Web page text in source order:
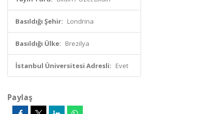
Basıldığı Şehir: Londrina
Basıldığı Ülke: Brezilya
İstanbul Üniversitesi Adresli: Evet
Paylaş